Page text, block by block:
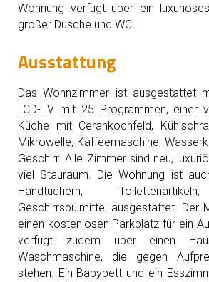
Wohnung verfügt über ein
großer Dusche und WC.
Ausstattung
Das Wohnzimmer ist ausgestattet
LCD-TV mit 25 Programmen, einer
Küche mit Cerankochfeld,
Mikrowelle, Kaffeemaschine,
Geschirr. Alle Zimmer sind neu,
viel Stauraum. Die Wohnung ist
Handtüchern,
Geschirrspülmittel ausgestattet. Der
einen kostenlosen Parkplatz für ein
verfügt zudem über einen
Waschmaschine, die gegen
stehen. Ein Babybett und ein